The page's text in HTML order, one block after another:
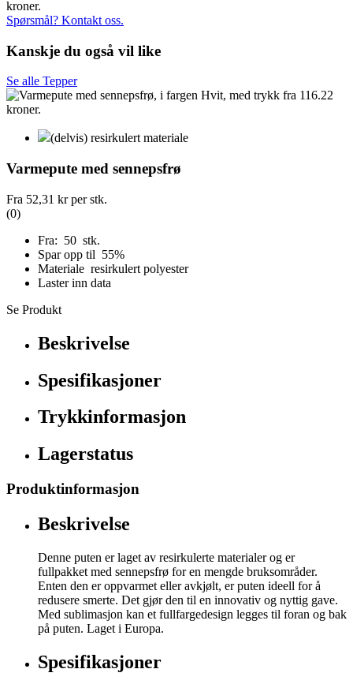
Spørsmål? Kontakt oss.
Kanskje du også vil like
Se alle Tepper
(delvis) resirkulert materiale
Varmepute med sennepsfrø
Fra 52,31 krper stk.
(0)
Fra: 50 stk.
Spar opp til 55%
Materiale resirkulert polyester
Laster inn data
Se Produkt
Beskrivelse
Spesifikasjoner
Trykkinformasjon
Lagerstatus
Produktinformasjon
Beskrivelse
Denne puten er laget av resirkulerte materialer og er
fullpakket med sennepsfrø for en mengde bruksområder.
Enten den er oppvarmet eller avkjølt, er puten ideell for å
redusere smerte. Det gjør den til en innovativ og nyttig gave.
Med sublimasjon kan et fullfargedesign legges til foran og bak
på puten. Laget i Europa.
Spesifikasjoner